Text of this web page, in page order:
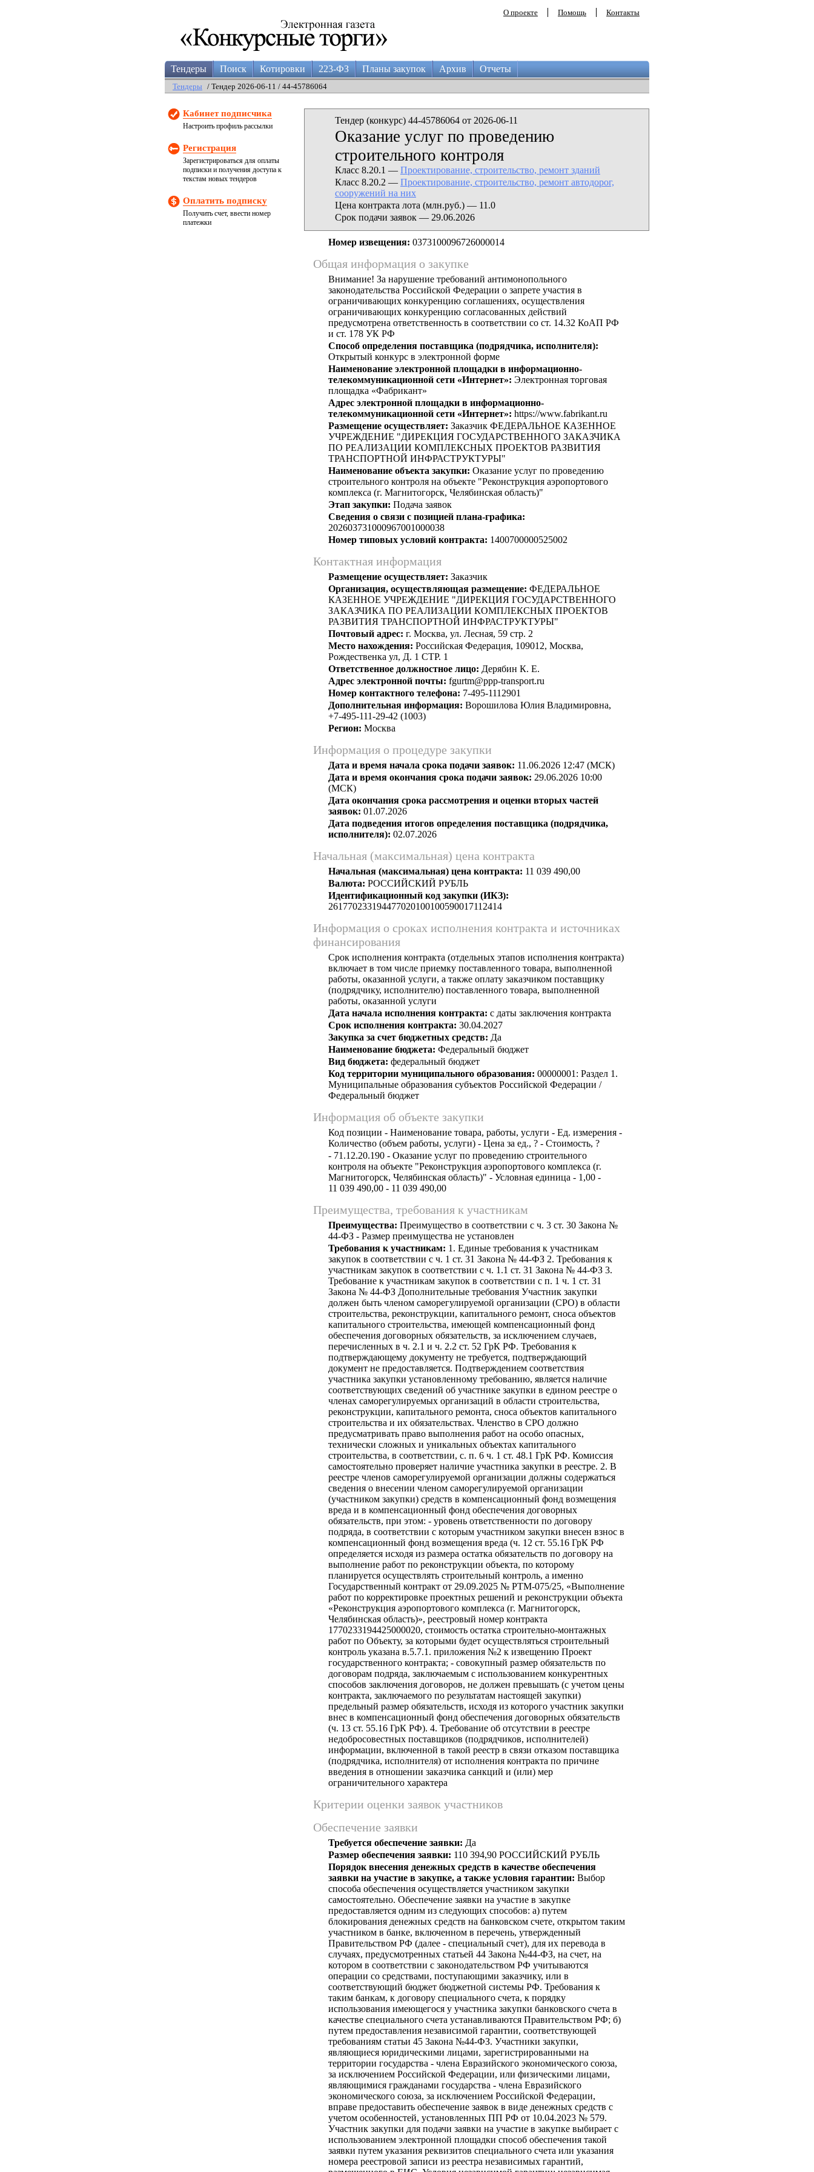
О проекте Помощь Контакты
Тендеры Поиск Котировки 223-ФЗ Планы закупок Архив Отчеты
Тендеры / Тендер 2026-06-11 / 44-45786064
Кабинет подписчика
Настроить профиль рассылки
Регистрация
Зарегистрироваться для оплаты
подписки и получения доступа к
текстам новых тендеров
Оплатить подписку
Получить счет, ввести номер
платежки
Тендер (конкурс) 44-45786064 от 2026-06-11
Оказание услуг по проведению
строительного контроля
Класс 8.20.1 — Проектирование, строительство, ремонт зданий
Класс 8.20.2 — Проектирование, строительство, ремонт автодорог,
сооружений на них
Цена контракта лота (млн.руб.) — 11.0
Срок подачи заявок — 29.06.2026
Номер извещения: 0373100096726000014
Общая информация о закупке
Внимание! За нарушение требований антимонопольного
законодательства Российской Федерации о запрете участия в
ограничивающих конкуренцию соглашениях, осуществления
ограничивающих конкуренцию согласованных действий
предусмотрена ответственность в соответствии со ст. 14.32 КоАП РФ
и ст. 178 УК РФ
Способ определения поставщика (подрядчика, исполнителя):
Открытый конкурс в электронной форме
Наименование электронной площадки в информационно-
телекоммуникационной сети «Интернет»: Электронная торговая
площадка «Фабрикант»
Адрес электронной площадки в информационно-
телекоммуникационной сети «Интернет»: https://www.fabrikant.ru
Размещение осуществляет: Заказчик ФЕДЕРАЛЬНОЕ КАЗЕННОЕ
УЧРЕЖДЕНИЕ "ДИРЕКЦИЯ ГОСУДАРСТВЕННОГО ЗАКАЗЧИКА
ПО РЕАЛИЗАЦИИ КОМПЛЕКСНЫХ ПРОЕКТОВ РАЗВИТИЯ
ТРАНСПОРТНОЙ ИНФРАСТРУКТУРЫ"
Наименование объекта закупки: Оказание услуг по проведению
строительного контроля на объекте "Реконструкция аэропортового
комплекса (г. Магнитогорск, Челябинская область)"
Этап закупки: Подача заявок
Сведения о связи с позицией плана-графика:
202603731000967001000038
Номер типовых условий контракта: 1400700000525002
Контактная информация
Размещение осуществляет: Заказчик
Организация, осуществляющая размещение: ФЕДЕРАЛЬНОЕ
КАЗЕННОЕ УЧРЕЖДЕНИЕ "ДИРЕКЦИЯ ГОСУДАРСТВЕННОГО
ЗАКАЗЧИКА ПО РЕАЛИЗАЦИИ КОМПЛЕКСНЫХ ПРОЕКТОВ
РАЗВИТИЯ ТРАНСПОРТНОЙ ИНФРАСТРУКТУРЫ"
Почтовый адрес: г. Москва, ул. Лесная, 59 стр. 2
Место нахождения: Российская Федерация, 109012, Москва,
Рождественка ул, Д. 1 СТР. 1
Ответственное должностное лицо: Дерябин К. Е.
Адрес электронной почты: fgurtm@ppp-transport.ru
Номер контактного телефона: 7-495-1112901
Дополнительная информация: Ворошилова Юлия Владимировна,
+7-495-111-29-42 (1003)
Регион: Москва
Информация о процедуре закупки
Дата и время начала срока подачи заявок: 11.06.2026 12:47 (МСК)
Дата и время окончания срока подачи заявок: 29.06.2026 10:00
(МСК)
Дата окончания срока рассмотрения и оценки вторых частей
заявок: 01.07.2026
Дата подведения итогов определения поставщика (подрядчика,
исполнителя): 02.07.2026
Начальная (максимальная) цена контракта
Начальная (максимальная) цена контракта: 11 039 490,00
Валюта: РОССИЙСКИЙ РУБЛЬ
Идентификационный код закупки (ИКЗ):
261770233194477020100100590017112414
Информация о сроках исполнения контракта и источниках
финансирования
Срок исполнения контракта (отдельных этапов исполнения контракта)
включает в том числе приемку поставленного товара, выполненной
работы, оказанной услуги, а также оплату заказчиком поставщику
(подрядчику, исполнителю) поставленного товара, выполненной
работы, оказанной услуги
Дата начала исполнения контракта: с даты заключения контракта
Срок исполнения контракта: 30.04.2027
Закупка за счет бюджетных средств: Да
Наименование бюджета: Федеральный бюджет
Вид бюджета: федеральный бюджет
Код территории муниципального образования: 00000001: Раздел 1.
Муниципальные образования субъектов Российской Федерации /
Федеральный бюджет
Информация об объекте закупки
Код позиции - Наименование товара, работы, услуги - Ед. измерения -
Количество (объем работы, услуги) - Цена за ед., ? - Стоимость, ?
- 71.12.20.190 - Оказание услуг по проведению строительного
контроля на объекте "Реконструкция аэропортового комплекса (г.
Магнитогорск, Челябинская область)" - Условная единица - 1,00 -
11 039 490,00 - 11 039 490,00
Преимущества, требования к участникам
Преимущества: Преимущество в соответствии с ч. 3 ст. 30 Закона №
44-ФЗ - Размер преимущества не установлен
Требования к участникам: 1. Единые требования к участникам
закупок в соответствии с ч. 1 ст. 31 Закона № 44-ФЗ 2. Требования к
участникам закупок в соответствии с ч. 1.1 ст. 31 Закона № 44-ФЗ 3.
Требование к участникам закупок в соответствии с п. 1 ч. 1 ст. 31
Закона № 44-ФЗ Дополнительные требования Участник закупки
должен быть членом саморегулируемой организации (СРО) в области
строительства, реконструкции, капитального ремонт, сноса объектов
капитального строительства, имеющей компенсационный фонд
обеспечения договорных обязательств, за исключением случаев,
перечисленных в ч. 2.1 и ч. 2.2 ст. 52 ГрК РФ. Требования к
подтверждающему документу не требуется, подтверждающий
документ не предоставляется. Подтверждением соответствия
участника закупки установленному требованию, является наличие
соответствующих сведений об участнике закупки в едином реестре о
членах саморегулируемых организаций в области строительства,
реконструкции, капитального ремонта, сноса объектов капитального
строительства и их обязательствах. Членство в СРО должно
предусматривать право выполнения работ на особо опасных,
технически сложных и уникальных объектах капитального
строительства, в соответствии, с. п. 6 ч. 1 ст. 48.1 ГрК РФ. Комиссия
самостоятельно проверяет наличие участника закупки в реестре. 2. В
реестре членов саморегулируемой организации должны содержаться
сведения о внесении членом саморегулируемой организации
(участником закупки) средств в компенсационный фонд возмещения
вреда и в компенсационный фонд обеспечения договорных
обязательств, при этом: - уровень ответственности по договору
подряда, в соответствии с которым участником закупки внесен взнос в
компенсационный фонд возмещения вреда (ч. 12 ст. 55.16 ГрК РФ
определяется исходя из размера остатка обязательств по договору на
выполнение работ по реконструкции объекта, по которому
планируется осуществлять строительный контроль, а именно
Государственный контракт от 29.09.2025 № РТМ-075/25, «Выполнение
работ по корректировке проектных решений и реконструкции объекта
«Реконструкция аэропортового комплекса (г. Магнитогорск,
Челябинская область)», реестровый номер контракта
1770233194425000020, стоимость остатка строительно-монтажных
работ по Объекту, за которыми будет осуществляться строительный
контроль указана в.5.7.1. приложения №2 к извещению Проект
государственного контракта; - совокупный размер обязательств по
договорам подряда, заключаемым с использованием конкурентных
способов заключения договоров, не должен превышать (с учетом цены
контракта, заключаемого по результатам настоящей закупки)
предельный размер обязательств, исходя из которого участник закупки
внес в компенсационный фонд обеспечения договорных обязательств
(ч. 13 ст. 55.16 ГрК РФ). 4. Требование об отсутствии в реестре
недобросовестных поставщиков (подрядчиков, исполнителей)
информации, включенной в такой реестр в связи отказом поставщика
(подрядчика, исполнителя) от исполнения контракта по причине
введения в отношении заказчика санкций и (или) мер
ограничительного характера
Критерии оценки заявок участников
Обеспечение заявки
Требуется обеспечение заявки: Да
Размер обеспечения заявки: 110 394,90 РОССИЙСКИЙ РУБЛЬ
Порядок внесения денежных средств в качестве обеспечения
заявки на участие в закупке, а также условия гарантии: Выбор
способа обеспечения осуществляется участником закупки
самостоятельно. Обеспечение заявки на участие в закупке
предоставляется одним из следующих способов: а) путем
блокирования денежных средств на банковском счете, открытом таким
участником в банке, включенном в перечень, утвержденный
Правительством РФ (далее - специальный счет), для их перевода в
случаях, предусмотренных статьей 44 Закона №44-ФЗ, на счет, на
котором в соответствии с законодательством РФ учитываются
операции со средствами, поступающими заказчику, или в
соответствующий бюджет бюджетной системы РФ. Требования к
таким банкам, к договору специального счета, к порядку
использования имеющегося у участника закупки банковского счета в
качестве специального счета устанавливаются Правительством РФ; б)
путем предоставления независимой гарантии, соответствующей
требованиям статьи 45 Закона №44-ФЗ. Участники закупки,
являющиеся юридическими лицами, зарегистрированными на
территории государства - члена Евразийского экономического союза,
за исключением Российской Федерации, или физическими лицами,
являющимися гражданами государства - члена Евразийского
экономического союза, за исключением Российской Федерации,
вправе предоставить обеспечение заявок в виде денежных средств с
учетом особенностей, установленных ПП РФ от 10.04.2023 № 579.
Участник закупки для подачи заявки на участие в закупке выбирает с
использованием электронной площадки способ обеспечения такой
заявки путем указания реквизитов специального счета или указания
номера реестровой записи из реестра независимых гарантий,